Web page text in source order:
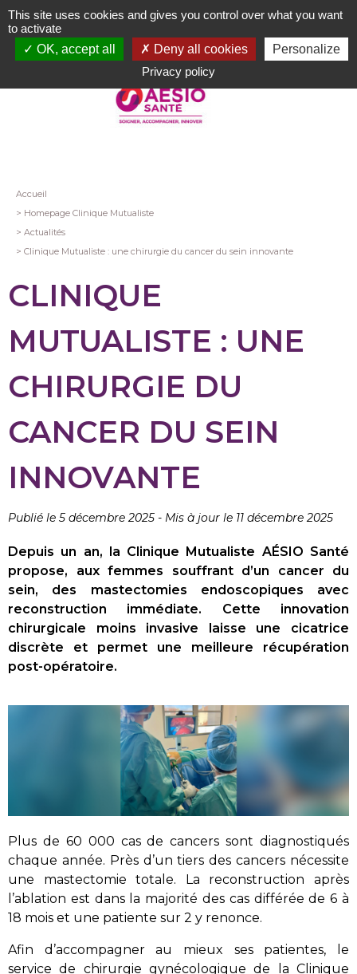
Aller
au
contenu
Fil
d'Ariane
Accueil
Homepage Clinique Mutualiste
Actualités
Clinique Mutualiste : une chirurgie du cancer du sein innovante
CLINIQUE
MUTUALISTE : UNE
CHIRURGIE DU
CANCER DU SEIN
INNOVANTE
Publié le 5 décembre 2025 - Mis à jour le 11 décembre 2025
Depuis un an, la Clinique Mutualiste AÉSIO Santé
propose, aux femmes souffrant d’un cancer du
sein, des mastectomies endoscopiques avec
reconstruction immédiate. Cette innovation
chirurgicale moins invasive laisse une cicatrice
discrète et permet une meilleure récupération
post-opératoire.
Plus de 60 000 cas de cancers sont diagnostiqués
chaque année. Près d’un tiers des cancers nécessite
une mastectomie totale. La reconstruction après
l’ablation est dans la majorité des cas différée de 6 à
18 mois et une patiente sur 2 y renonce.
Afin d’accompagner au mieux ses patientes, le
service de chirurgie gynécologique de la Clinique
This site uses cookies and gives you control over what you want
to activate
OK, accept all
Deny all cookies
Personalize
Privacy policy